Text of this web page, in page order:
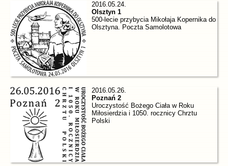
2016.05.24.
Olsztyn 1
500-lecie przybycia Mikołaja Kopernika do
Olsztyna. Poczta Samolotowa
2016.05.26.
Poznań 2
Uroczystość Bożego Ciała w Roku
Miłosierdzia i 1050. rocznicy Chrztu
Polski